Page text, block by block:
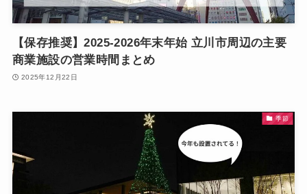
【保存推奨】2025-2026年末年始 立川市周辺の主要
商業施設の営業時間まとめ
2025年12月22日
季節